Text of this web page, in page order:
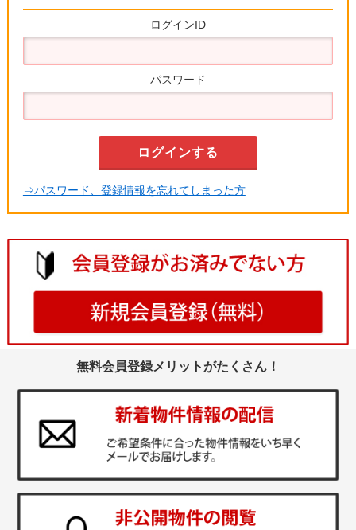
ログインID
パスワード
⇒パスワード、登録情報を忘れてしまった方
無料会員登録メリットがたくさん！